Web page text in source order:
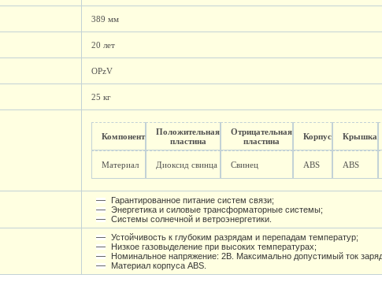
389 мм
20 лет
OPzV
25 кг
Компонент
Положительная
пластина
Отрицательная
пластина
Корпус Крышка
Материал Диоксид свинца Свинец ABS ABS
Гарантированное питание систем связи;
Энергетика и силовые трансформаторные системы;
Системы солнечной и ветроэнергетики.
Устойчивость к глубоким разрядам и перепадам температур;
Низкое газовыделение при высоких температурах;
Номинальное напряжение: 2В. Максимально допустимый ток
Материал корпуса ABS.